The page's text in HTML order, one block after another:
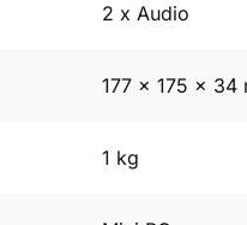
2 x Audio
177 x 175 x 34
1 kg